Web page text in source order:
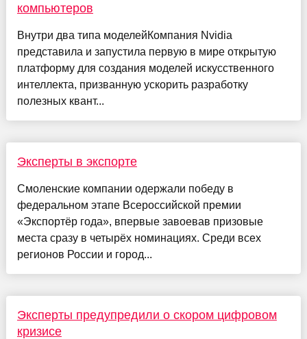
компьютеров
Внутри два типа моделейКомпания Nvidia
представила и запустила первую в мире открытую
платформу для создания моделей искусственного
интеллекта, призванную ускорить разработку
полезных квант...
Эксперты в экспорте
Смоленские компании одержали победу в
федеральном этапе Всероссийской премии
«Экспортёр года», впервые завоевав призовые
места сразу в четырёх номинациях. Среди всех
регионов России и город...
Эксперты предупредили о скором цифровом
кризисе